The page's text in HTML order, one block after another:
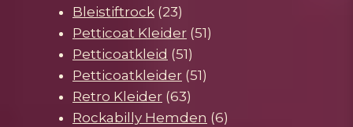
Produkte
Bleistiftrock 2323
Produkte
Petticoat Kleider 5151
Petticoatkleid 5151
Produkte
Petticoatkleider 5151
Retro Kleider 6363
Produkte
Rockabilly Hemden 66